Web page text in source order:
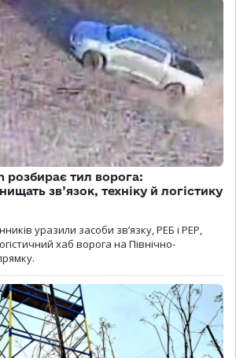
розбирає тил ворога:
зв’язок, техніку й логістику
уразили засоби зв’язку, РЕБ і РЕР,
хаб ворога на Північно-